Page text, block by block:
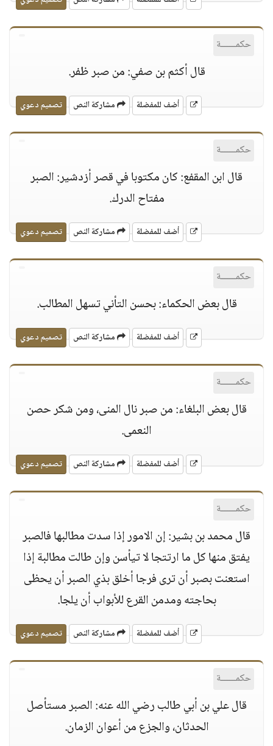
حكمــــــة
قال أكثم بن صفي: من صبر ظفر.
أضف للمفضلة مشاركة النص تصميم دعوي
حكمــــــة
قال ابن المقفع: كان مكتوبا في قصر أزدشير: الصبر
مفتاح الدرك.
أضف للمفضلة مشاركة النص تصميم دعوي
حكمــــــة
قال بعض الحكماء: بحسن التأني تسهل المطالب.
أضف للمفضلة مشاركة النص تصميم دعوي
حكمــــــة
قال بعض البلغاء: من صبر نال المنى، ومن شكر حصن
النعمى.
أضف للمفضلة مشاركة النص تصميم دعوي
حكمــــــة
قال محمد بن بشير: إن الامور إذا سدت مطالبها فالصبر
يفتق منها كل ما ارتتجا لا تيأسن وإن طالت مطالبة إذا
استعنت بصبر أن ترى فرجا أخلق بذي الصبر أن يحظى
بحاجته ومدمن القرع للأبواب أن يلجا.
أضف للمفضلة مشاركة النص تصميم دعوي
حكمــــــة
قال علي بن أبي طالب رضي الله عنه: الصبر مستأصل
الحدثان، والجزع من أعوان الزمان.